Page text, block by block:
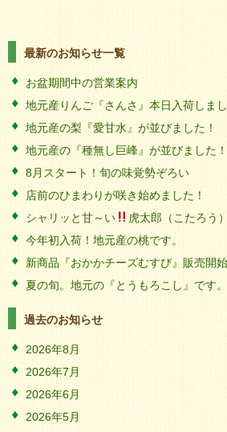
最新のお知らせ一覧
お盆期間中の営業案内
地元産りんご『さんさ』本日入荷しま
地元産の梨『愛甘水』が並びました！
地元産の『種無し巨峰』が並びました！
8月スタート！旬の味覚勢ぞろい
店前のひまわりが咲き始めました！
シャリッと甘～い
虎太郎（こたろう
今年初入荷！地元産の桃です。
新商品『おかかチーズむすび』販売開
夏の旬。地元の『とうもろこし』です。
過去のお知らせ
2026年8月
2026年7月
2026年6月
2026年5月